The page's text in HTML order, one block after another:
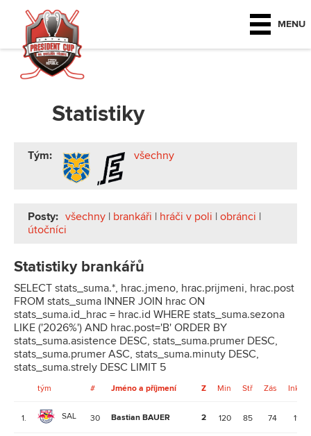
MENU
Statistiky
Tým: všechny
Posty: všechny | brankáři | hráči v poli | obránci |
útočníci
Statistiky brankářů
SELECT stats_suma.*, hrac.jmeno, hrac.prijmeni, hrac.post
FROM stats_suma INNER JOIN hrac ON
stats_suma.id_hrac = hrac.id WHERE stats_suma.sezona
LIKE ('2026%') AND hrac.post='B' ORDER BY
stats_suma.asistence DESC, stats_suma.prumer DESC,
stats_suma.prumer ASC, stats_suma.minuty DESC,
stats_suma.strely DESC LIMIT 5
tým # Jméno a příjmení Z Min Stř Zás Ink
1. SAL 30 Bastian BAUER 2 120 85 74 11